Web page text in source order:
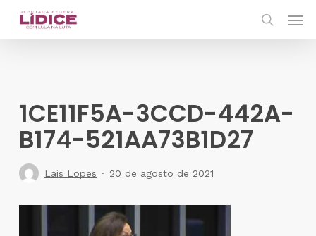
Skip
1CE11F5A-3CCD-442A-
B174-521AA73B1D27
Lais Lopes 20 de agosto de 2021